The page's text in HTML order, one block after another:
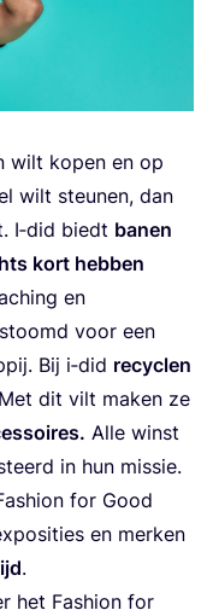
wilt kopen en op
wilt steu­nen, dan
I‑did biedt banen
kort heb­ben
en
voor een
Bij i‑did recy­clen
dit vilt maken ze
Alle winst
in hun missie.
for Good
en mer­ken
.
het Fas­hi­on for